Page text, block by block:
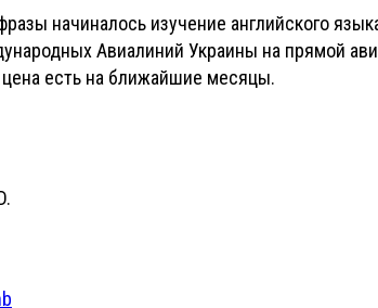
начиналось изучение английского
Авиалиний Украины на прямой
есть на ближайшие месяцы.